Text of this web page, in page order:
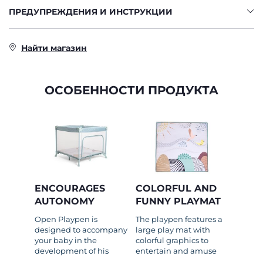
ПРЕДУПРЕЖДЕНИЯ И ИНСТРУКЦИИ
Найти магазин
ОСОБЕННОСТИ ПРОДУКТА
ENCOURAGES
AUTONOMY
Open Playpen is
designed to accompany
your baby in the
development of his
COLORFUL AND
FUNNY PLAYMAT
The playpen features a
large play mat with
colorful graphics to
entertain and amuse